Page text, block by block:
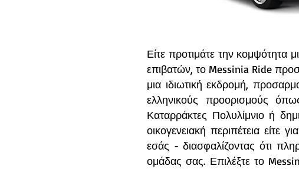
Είτε προτιμάτε την κομψότητα
επιβατών, το Messinia Ride
μια ιδιωτική εκδρομή,
ελληνικούς προορισμούς
Καταρράκτες Πολυλίμνιο ή
οικογενειακή περιπέτεια είτε
εσάς - διασφαλίζοντας ότι
ομάδας σας. Επιλέξτε το